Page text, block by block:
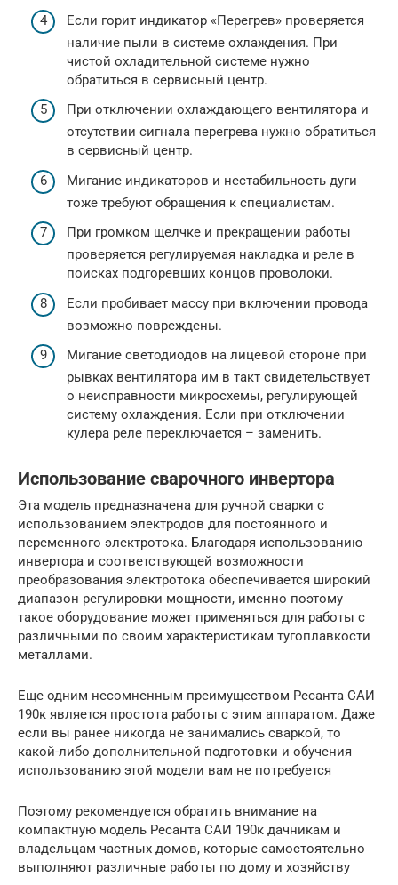
Если горит индикатор «Перегрев» проверяется
наличие пыли в системе охлаждения. При
чистой охладительной системе нужно
обратиться в сервисный центр.
При отключении охлаждающего вентилятора и
отсутствии сигнала перегрева нужно обратиться
в сервисный центр.
Мигание индикаторов и нестабильность дуги
тоже требуют обращения к специалистам.
При громком щелчке и прекращении работы
проверяется регулируемая накладка и реле в
поисках подгоревших концов проволоки.
Если пробивает массу при включении провода
возможно повреждены.
Мигание светодиодов на лицевой стороне при
рывках вентилятора им в такт свидетельствует
о неисправности микросхемы, регулирующей
систему охлаждения. Если при отключении
кулера реле переключается – заменить.
Использование сварочного инвертора
Эта модель предназначена для ручной сварки с
использованием электродов для постоянного и
переменного электротока. Благодаря использованию
инвертора и соответствующей возможности
преобразования электротока обеспечивается широкий
диапазон регулировки мощности, именно поэтому
такое оборудование может применяться для работы с
различными по своим характеристикам тугоплавкости
металлами.
Еще одним несомненным преимуществом Ресанта САИ
190к является простота работы с этим аппаратом. Даже
если вы ранее никогда не занимались сваркой, то
какой-либо дополнительной подготовки и обучения
использованию этой модели вам не потребуется
Поэтому рекомендуется обратить внимание на
компактную модель Ресанта САИ 190к дачникам и
владельцам частных домов, которые самостоятельно
выполняют различные работы по дому и хозяйству